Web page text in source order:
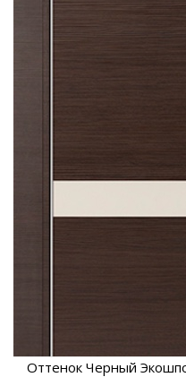
Оттенок Черный